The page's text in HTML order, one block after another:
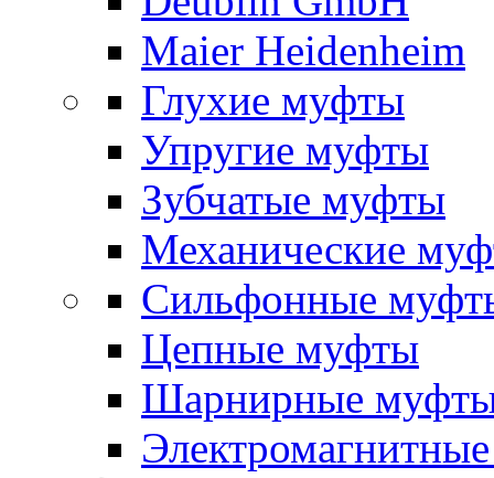
Maier Heidenheim
Глухие муфты
Упругие муфты
Зубчатые муфты
Механические
Сильфонные
Цепные муфты
Шарнирные